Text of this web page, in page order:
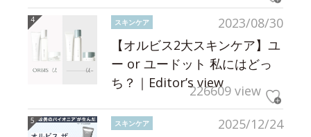
2023/08/30
スキンケア
【オルビス2大スキンケア】ユ
ー or ユードット 私にはどっ
ち？｜Editor’s view226609 view
2025/12/24
スキンケア